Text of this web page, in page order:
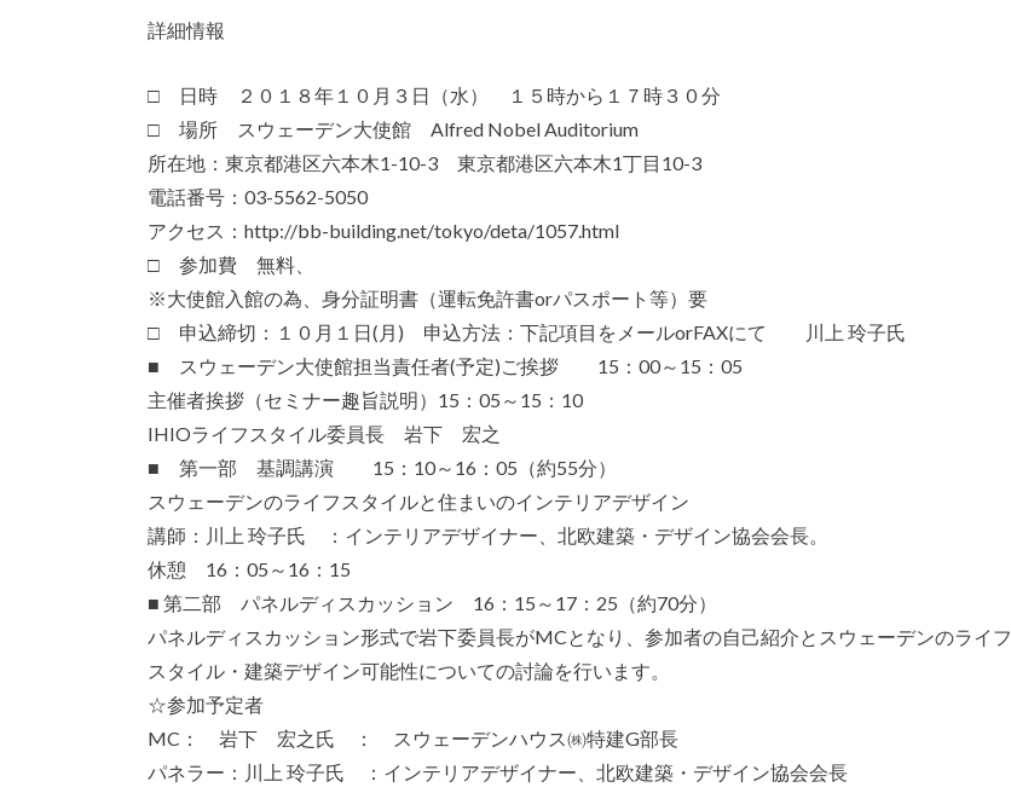
詳細情報
□ 日時 ２０１８年１０月３日（水） １５時から１７時３０分
□ 場所 スウェーデン大使館 Alfred Nobel Auditorium
所在地：東京都港区六本木1-10-3 東京都港区六本木1丁目10-3
電話番号：03-5562-5050
アクセス：http://bb-building.net/tokyo/deta/1057.html
□ 参加費 無料、
※大使館入館の為、身分証明書（運転免許書orパスポート等）要
□ 申込締切：１０月１日(月) 申込方法：下記項目をメールorFAXにて 川上 玲子氏
■ スウェーデン大使館担当責任者(予定)ご挨拶 15：00～15：05
主催者挨拶（セミナー趣旨説明）15：05～15：10
IHIOライフスタイル委員長 岩下 宏之
■ 第一部 基調講演 15：10～16：05（約55分）
スウェーデンのライフスタイルと住まいのインテリアデザイン
講師：川上 玲子氏 ：インテリアデザイナー、北欧建築・デザイン協会会長。
休憩 16：05～16：15
■ 第二部 パネルディスカッション 16：15～17：25（約70分）
パネルディスカッション形式で岩下委員長がMCとなり、参加者の自己紹介とスウェーデンのライフ
スタイル・建築デザイン可能性についての討論を行います。
☆参加予定者
MC： 岩下 宏之氏 ： スウェーデンハウス㈱特建G部長
パネラー：川上 玲子氏 ：インテリアデザイナー、北欧建築・デザイン協会会長